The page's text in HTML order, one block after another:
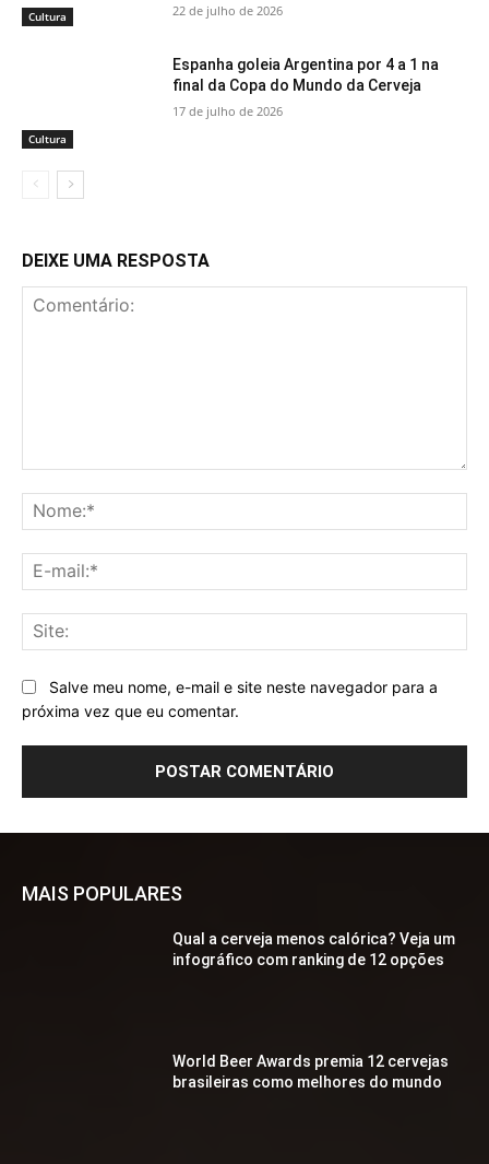
Cultura 22 de julho de 2026
Cultura
Espanha goleia Argentina por 4 a 1 na
final da Copa do Mundo da Cerveja
17 de julho de 2026
DEIXE UMA RESPOSTA
Salve meu nome, e-mail e site neste navegador para a
próxima vez que eu comentar.
MAIS POPULARES
Qual a cerveja menos calórica? Veja um
infográfico com ranking de 12 opções
World Beer Awards premia 12 cervejas
brasileiras como melhores do mundo